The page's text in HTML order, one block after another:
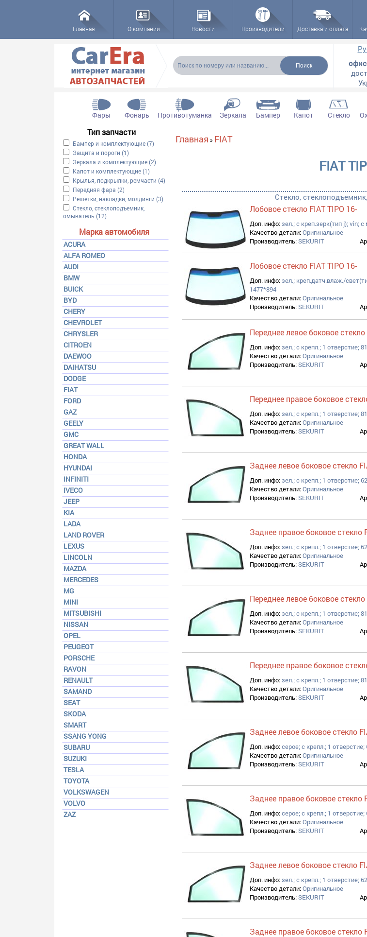
Главная О компании Новости Производители Доставка и оплата
офис
Фары Фонарь Противотуманка Зеркала Бампер Капот Стекло
Тип запчасти
Apply Бампер и комплектующие filter
Бампер и комплектующие (7)Apply Бампер и комплектующие filter
Apply Защита и пороги filter
Защита и пороги (1)Apply Защита и пороги filter
Apply Зеркала и комплектующие filter
Зеркала и комплектующие (2)Apply Зеркала и комплектующие filter
Apply Капот и комплектующие filter
Капот и комплектующие (1)Apply Капот и комплектующие filter
Apply Крылья, подкрылки, ремчасти filter
Крылья, подкрылки, ремчасти (4)Apply Крылья, подкрылки, ремчасти filter
Apply Передняя фара filter
Передняя фара (2)Apply Передняя фара filter
Apply Решетки, накладки, молдинги filter
Решетки, накладки, молдинги (3)Apply Решетки, накладки, молдинги filter
Apply Стекло, стеклоподъемник, омыватель filter
Стекло, стеклоподъемник,
омыватель (12) Apply Стекло, стеклоподъемник, омыватель filter
Марка автомобиля
ACURA
ALFA ROMEO
AUDI
BMW
BUICK
BYD
CHERY
CHEVROLET
CHRYSLER
CITROEN
DAEWOO
DAIHATSU
DODGE
FIAT
FORD
GAZ
GEELY
GMC
GREAT WALL
HONDA
HYUNDAI
INFINITI
IVECO
JEEP
KIA
LADA
LAND ROVER
LEXUS
LINCOLN
MAZDA
MERCEDES
MG
MINI
MITSUBISHI
NISSAN
OPEL
PEUGEOT
PORSCHE
RAVON
RENAULT
SAMAND
SEAT
SKODA
SMART
SSANG YONG
SUBARU
SUZUKI
TESLA
TOYOTA
VOLKSWAGEN
VOLVO
ZAZ
Вы здесь
Главная » FIAT
FIAT
Стекло,
Лобовое стекло FIAT TIPO 16-
Доп. инфо:зел.; с креп.зерк(тип j); vin;
Качество детали:Оригинальное
Производитель:SEKURIT
Лобовое стекло FIAT TIPO 16-
Доп. инфо:зел.; креп.датч.влаж./
1477*894
Качество детали:Оригинальное
Производитель:SEKURIT
Переднее левое боковое стекло
Доп. инфо:зел.; с крепл.; 1 отверстие;
Качество детали:Оригинальное
Производитель:SEKURIT
Переднее правое боковое
Доп. инфо:зел.; с крепл.; 1 отверстие;
Качество детали:Оригинальное
Производитель:SEKURIT
Заднее левое боковое стекло
Доп. инфо:зел.; с крепл.; 1 отверстие;
Качество детали:Оригинальное
Производитель:SEKURIT
Заднее правое боковое стекло
Доп. инфо:зел.; с крепл.; 1 отверстие;
Качество детали:Оригинальное
Производитель:SEKURIT
Переднее левое боковое стекло
Доп. инфо:зел.; с крепл.; 1 отверстие;
Качество детали:Оригинальное
Производитель:SEKURIT
Переднее правое боковое
Доп. инфо:зел.; с крепл.; 1 отверстие;
Качество детали:Оригинальное
Производитель:SEKURIT
Заднее левое боковое стекло
Доп. инфо:серое; с крепл.; 1
Качество детали:Оригинальное
Производитель:SEKURIT
Заднее правое боковое стекло
Доп. инфо:серое; с крепл.; 1
Качество детали:Оригинальное
Производитель:SEKURIT
Заднее левое боковое стекло
Доп. инфо:зел.; с крепл.; 1 отверстие;
Качество детали:Оригинальное
Производитель:SEKURIT
Заднее правое боковое стекло